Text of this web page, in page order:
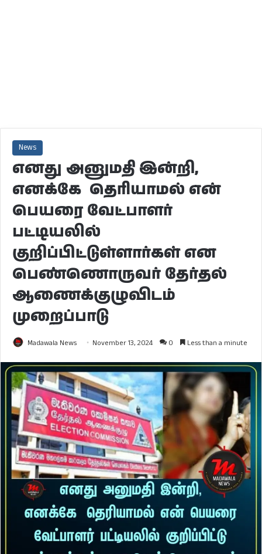
News
எனது அனுமதி இன்றி,
எனக்கே தெரியாமல் என்
பெயரை வேட்பாளர்
பட்டியலில்
குறிப்பிட்டுள்ளார்கள் என
பெண்ணொருவர் தேர்தல்
ஆணைக்குழுவிடம்
முறைப்பாடு
Madawala News November 13, 2024 0 Less than a minute